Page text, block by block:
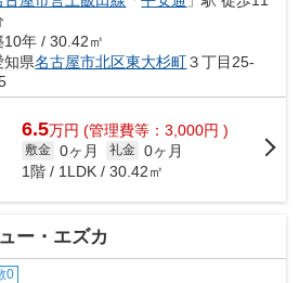
10年 / 30.42㎡
知県名古屋市北区東大杉町３丁目25-
6.5万円 (管理費等：3,000円 )
敷金 0ヶ月 礼金 0ヶ月
1階 / 1LDK / 30.42㎡
ー・エズカ
0